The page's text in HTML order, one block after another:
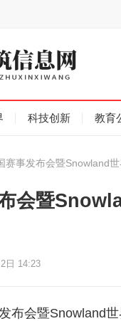
科技创新 教育
赛事发布会暨Snowland
会暨
日 14:23
布会暨Snowland